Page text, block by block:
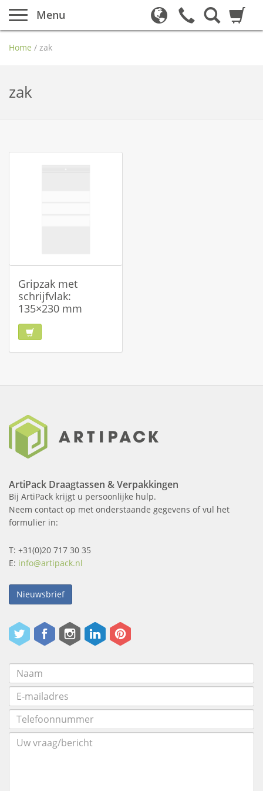
Menu
Home / zak
zak
Gripzak met
schrijfvlak:
135×230 mm
ArtiPack Draagtassen & Verpakkingen
Bij ArtiPack krijgt u persoonlijke hulp.
Neem contact op met onderstaande gegevens of vul het
formulier in:
T: +31(0)20 717 30 35
E: info@artipack.nl
Nieuwsbrief